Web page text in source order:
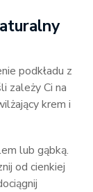
podkładu z
zależy Ci na
krem i
lub gąbką.
od cienkiej